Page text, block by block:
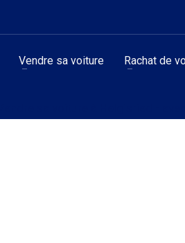
Vendre sa voiture Rachat de